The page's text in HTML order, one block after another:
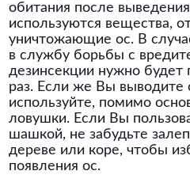
обитания после
используются вещества,
уничтожающие ос. В
в службу борьбы с
дезинсекции нужно будет
раз. Если же Вы выводите
используйте, помимо
ловушки. Если Вы
шашкой, не забудьте
дереве или коре, чтобы
появления ос.